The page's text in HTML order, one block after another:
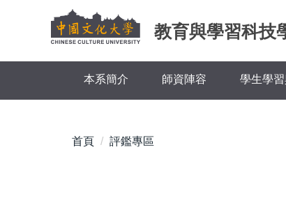
要
教育與學習科技
本系簡介 師資陣容 學生學
首頁 評鑑專區